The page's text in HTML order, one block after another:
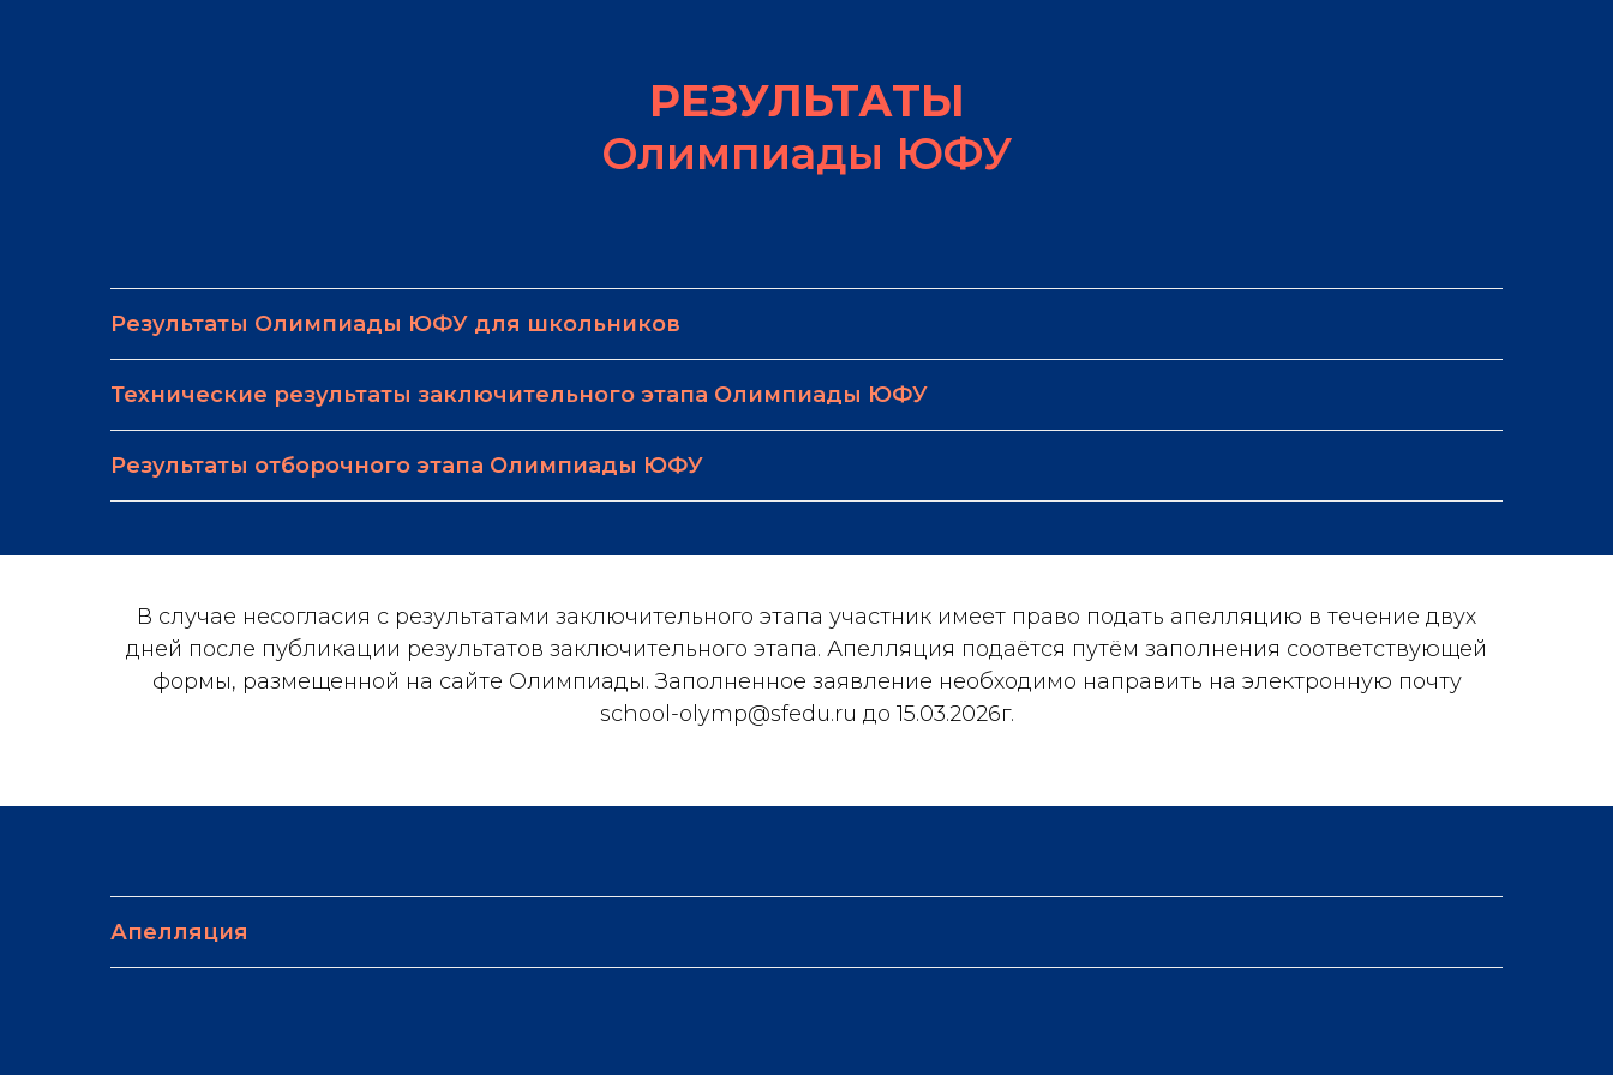
РЕЗУЛЬТАТЫ
Олимпиады ЮФУ
Результаты Олимпиады ЮФУ для школьников
Технические результаты заключительного этапа Олимпиады ЮФУ
Результаты отборочного этапа Олимпиады ЮФУ
В случае несогласия с результатами заключительного этапа участник имеет право подать апелляцию в течение двух
дней после публикации результатов заключительного этапа. Апелляция подаётся путём заполнения соответствующей
формы, размещенной на сайте Олимпиады. Заполненное заявление необходимо направить на электронную почту
school-olymp@sfedu.ru до 15.03.2026г.
Апелляция